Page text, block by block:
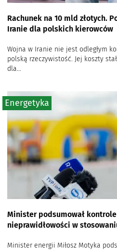
Rachunek na 10 mld złotych.
Iranie dla polskich kierowców
Wojna w Iranie nie jest odległym
polską rzeczywistość. Jej koszty
dla...
Minister podsumował
nieprawidłowości w
Minister energii Miłosz Motyka
Energetyka